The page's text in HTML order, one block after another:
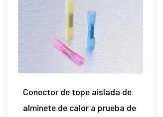
Conector de tope aislada de
alminete de calor a prueba de